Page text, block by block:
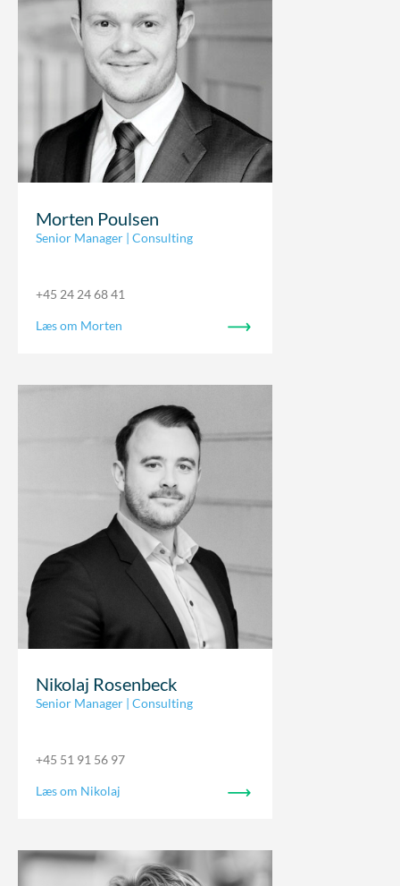
Morten Poulsen
Senior Manager | Consulting
+45 24 24 68 41
Læs om Morten
Nikolaj Rosenbeck
Senior Manager | Consulting
+45 51 91 56 97
Læs om Nikolaj